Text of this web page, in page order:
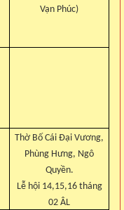
Vạn Phúc)
Thờ Bố Cái Đại Vương,
Phùng Hưng, Ngô
Quyền.
Lễ hội 14,15,16 tháng
02 ÂL